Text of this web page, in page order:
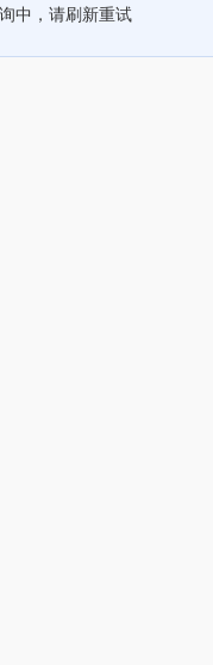
中，请刷新重试